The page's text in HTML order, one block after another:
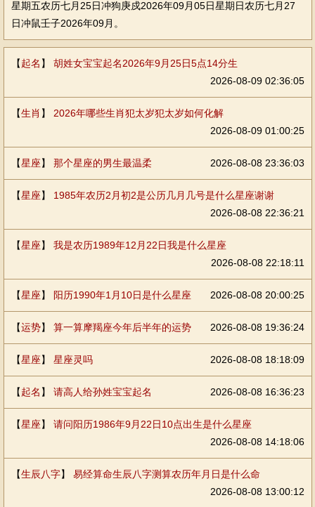
星期五农历七月25日冲狗庚戍2026年09月05日星期日农历七月27
日冲鼠壬子2026年09月。
【起名 】 胡姓女宝宝起名2026年9月25日5点14分生
2026-08-09 02:36:05
【生肖 】 2026年哪些生肖犯太岁犯太岁如何化解
2026-08-09 01:00:25
【星座】 那个星座的男生最温柔 2026-08-08 23:36:03
【星座】 1985年农历2月初2是公历几月几号是什么星座谢谢
2026-08-08 22:36:21
【星座】 我是农历1989年12月22日我是什么星座
2026-08-08 22:18:11
【星座】 阳历1990年1月10日是什么星座 2026-08-08 20:00:25
【运势】 算一算摩羯座今年后半年的运势 2026-08-08 19:36:24
【星座】 星座灵吗 2026-08-08 18:18:09
【起名 】 请高人给孙姓宝宝起名 2026-08-08 16:36:23
【星座】 请问阳历1986年9月22日10点出生是什么星座
2026-08-08 14:18:06
【生辰八字】 易经算命生辰八字测算农历年月日是什么命
2026-08-08 13:00:12